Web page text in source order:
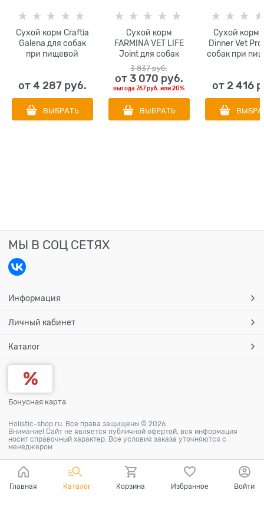
Сухой корм Craftia
Galena для собак
при пищевой
Craftia Galena Dog
Hypoallergenic Derm
Care
от 4 287 руб.
ВЫБРАТЬ
Сухой корм
FARMINA VET LIFE
Joint для собак
диета при
заболеваниях
суставов
3 837 руб.
от 3 070 руб.
выгода 767 руб. или20%
ВЫБРАТЬ
Сухой корм
Dinner Vet
собак при
от2 416
МЫ В СОЦ СЕТЯХ
Информация
Личный кабинет
Каталог
Бонусная карта
Holistic-shop.ru. Все права защищены © 2026
Внимание! Сайт не является публичной офертой, вся информация
носит справочный характер. Все условия заказа уточняются с
менеджером
Главная Каталог Корзина Избранное Войти